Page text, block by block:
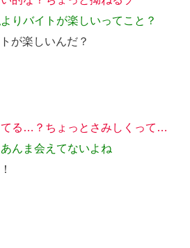
りバイトが楽しいってこと？
が楽しいんだ？
る…？ちょっとさみしくって…
んま会えてないよね